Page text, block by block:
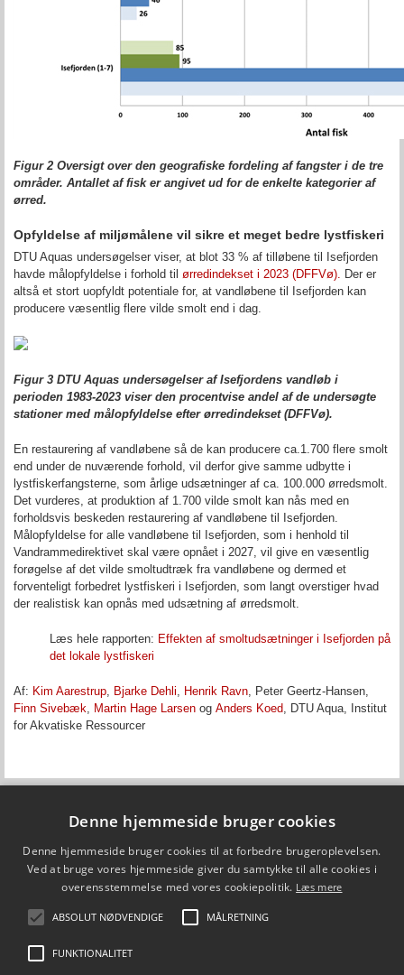
Figur 2 Oversigt over den geografiske fordeling af fangster i de tre
områder. Antallet af fisk er angivet ud for de enkelte kategorier af
ørred.
Opfyldelse af miljømålene vil sikre et meget bedre lystfiskeri
DTU Aquas undersøgelser viser, at blot 33 % af tilløbene til Isefjorden
havde målopfyldelse i forhold til ørredindekset i 2023 (DFFVø). Der er
altså et stort uopfyldt potentiale for, at vandløbene til Isefjorden kan
producere væsentlig flere vilde smolt end i dag.
Figur 3 DTU Aquas undersøgelser af Isefjordens vandløb i
perioden 1983-2023 viser den procentvise andel af de undersøgte
stationer med målopfyldelse efter ørredindekset (DFFVø).
En restaurering af vandløbene så de kan producere ca.1.700 flere smolt
end under de nuværende forhold, vil derfor give samme udbytte i
lystfiskerfangsterne, som årlige udsætninger af ca. 100.000 ørredsmolt.
Det vurderes, at produktion af 1.700 vilde smolt kan nås med en
forholdsvis beskeden restaurering af vandløbene til Isefjorden.
Målopfyldelse for alle vandløbene til Isefjorden, som i henhold til
Vandrammedirektivet skal være opnået i 2027, vil give en væsentlig
forøgelse af det vilde smoltudtræk fra vandløbene og dermed et
forventeligt forbedret lystfiskeri i Isefjorden, som langt overstiger hvad
der realistisk kan opnås med udsætning af ørredsmolt.
Læs hele rapporten: Effekten af smoltudsætninger i Isefjorden på
det lokale lystfiskeri
Af: Kim Aarestrup Bjarke Dehli Henrik Ravn Peter Geertz-Hansen,
Finn Sivebæk
Martin Hage Larsen og Anders Koed DTU Aqua, Institut
for Akvatiske Ressourcer
DTU Aqua - Institut for Akvatiske Ressourcer
Vejlsøvej 39
8600 Silkeborg
ffi@aqua.dtu.dk
Denne hjemmeside bruger cookies
Denne hjemmeside bruger cookies til at forbedre brugeroplevelsen.
Ved at bruge vores hjemmeside giver du samtykke til alle cookies i
overensstemmelse med vores cookiepolitik. Læs mere
ABSOLUT NØDVENDIGE MÅLRETNING
FUNKTIONALITET